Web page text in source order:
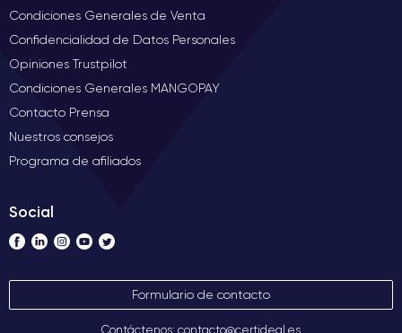
Condiciones Generales de Venta
Confidencialidad de Datos Personales
Opiniones Trustpilot
Condiciones Generales MANGOPAY
Contacto Prensa
Nuestros consejos
Programa de afiliados
Social
Formulario de contacto
Contáctenos: contacto@certideal.es